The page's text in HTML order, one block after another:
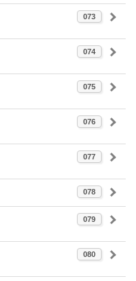
073
074
075
076
077
078
079
080